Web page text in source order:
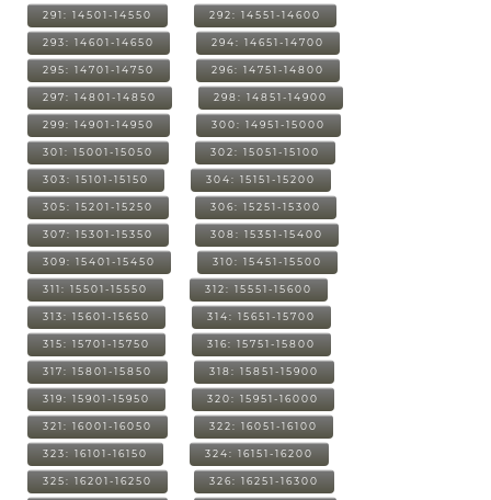
291: 14501-14550 292: 14551-14600
293: 14601-14650 294: 14651-14700
295: 14701-14750 296: 14751-14800
297: 14801-14850 298: 14851-14900
299: 14901-14950 300: 14951-15000
301: 15001-15050 302: 15051-15100
303: 15101-15150 304: 15151-15200
305: 15201-15250 306: 15251-15300
307: 15301-15350 308: 15351-15400
309: 15401-15450 310: 15451-15500
311: 15501-15550 312: 15551-15600
313: 15601-15650 314: 15651-15700
315: 15701-15750 316: 15751-15800
317: 15801-15850 318: 15851-15900
319: 15901-15950 320: 15951-16000
321: 16001-16050 322: 16051-16100
323: 16101-16150 324: 16151-16200
325: 16201-16250 326: 16251-16300